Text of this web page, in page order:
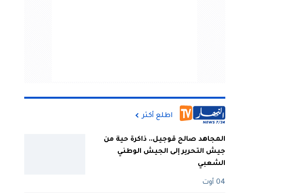
اطلع أكثر
المجاهد صالح قوجيل.. ذاكرة حية من
جيش التحرير إلى الجيش الوطني
الشعبي
04 أوت